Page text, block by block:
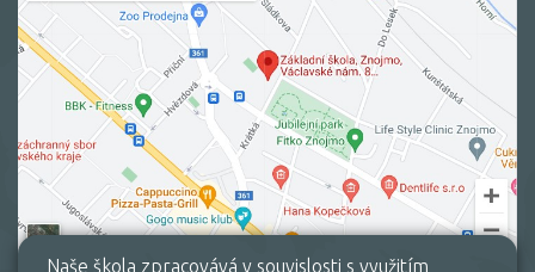
Naše škola zpracovává v souvislosti s využitím